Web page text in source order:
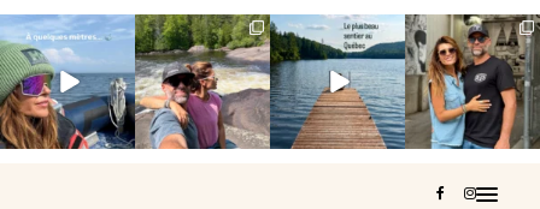
Voir une baleine
en photo, c’est
impressionnant
🐋...
Les Laurentides,
le Québec
version nature.
...
Et si je te disais
qu’il existe un
sentier où tu...
128 37
Montréal, une
très belle
surprise 🇨🇦
453